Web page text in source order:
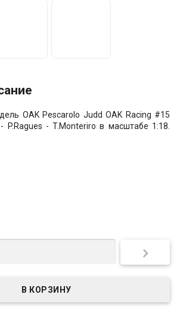
OAK Pescarolo Judd OAK Racing #15
P.Ragues - T.Monteriro в масштабе 1:18.
